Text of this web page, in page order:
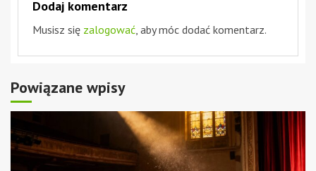
Dodaj komentarz
Musisz się zalogować , aby móc dodać komentarz.
Powiązane wpisy